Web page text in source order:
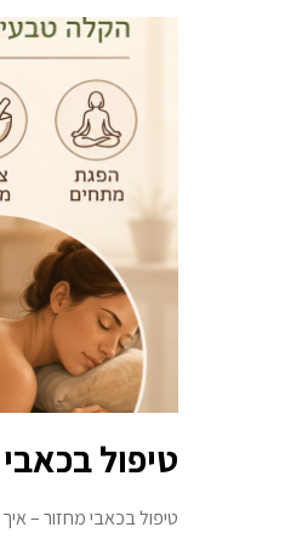
טיפול
טיפול בכאבי מחזור –